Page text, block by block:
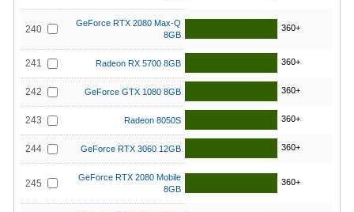
240
GeForce RTX 2080 Max-Q
8GB
360+
241 Radeon RX 5700 8GB 360+
242 GeForce GTX 1080 8GB 360+
243 Radeon 8050S 360+
244 GeForce RTX 3060 12GB 360+
245
GeForce RTX 2080 Mobile
8GB
360+